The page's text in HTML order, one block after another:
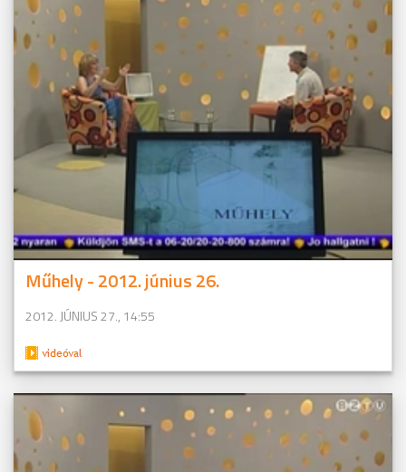
Műhely - 2012. június 26.
2012. JÚNIUS 27., 14:55